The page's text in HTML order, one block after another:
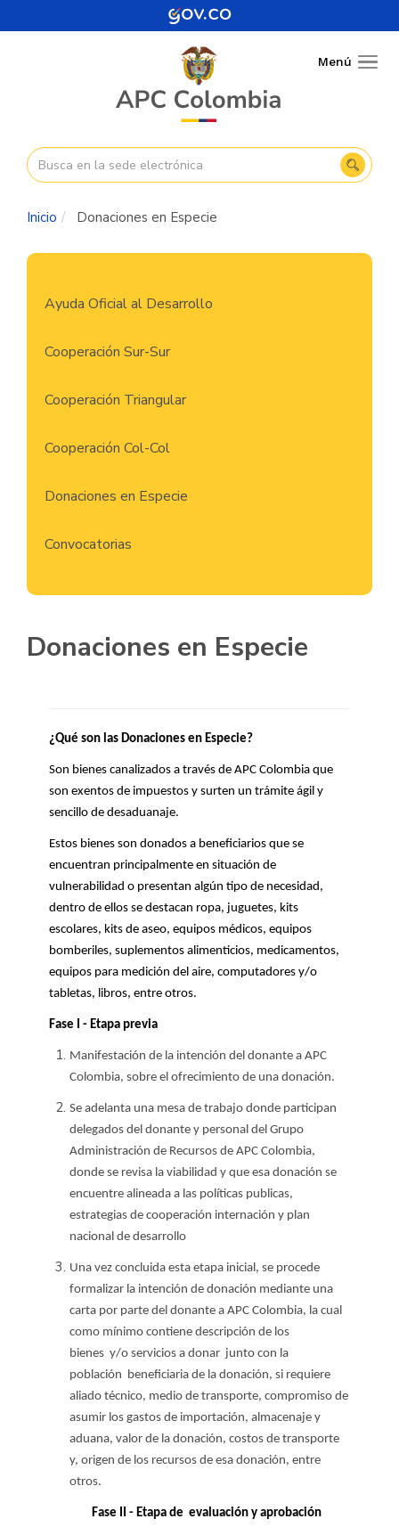
al
Menú
Inicio Donaciones en Especie
principal
Ayuda Oficial al Desarrollo
Cooperación Sur-Sur
Cooperación Triangular
Cooperación Col-Col
Donaciones en Especie
Convocatorias
Donaciones en Especie
¿Qué son las Donaciones en Especie?
Son bienes canalizados a través de APC Colombia que
son exentos de impuestos y surten un trámite ágil y
sencillo de desaduanaje.
Estos bienes son donados a beneficiarios que se
encuentran principalmente en situación de
vulnerabilidad o presentan algún tipo de necesidad,
dentro de ellos se destacan ropa, juguetes, kits
escolares, kits de aseo, equipos médicos, equipos
bomberiles, suplementos alimenticios, medicamentos,
equipos para medición del aire, computadores y/o
tabletas, libros, entre otros.
Fase I - Etapa previa
Manifestación de la intención del donante a APC
Colombia, sobre el ofrecimiento de una donación.
Se adelanta una mesa de trabajo donde participan
delegados del donante y personal del Grupo
Administración de Recursos de APC Colombia,
donde se revisa la viabilidad y que esa donación se
encuentre alineada a las políticas publicas,
estrategias de cooperación internación y plan
nacional de desarrollo
Una vez concluida esta etapa inicial, se procede
formalizar la intención de donación mediante una
carta por parte del donante a APC Colombia, la cual
como mínimo contiene descripción de los
bienes y/o servicios a donar junto con la
población beneficiaria de la donación, si requiere
aliado técnico, medio de transporte, compromiso de
asumir los gastos de importación, almacenaje y
aduana, valor de la donación, costos de transporte
y, origen de los recursos de esa donación, entre
otros.
Fase II - Etapa de evaluación y aprobación